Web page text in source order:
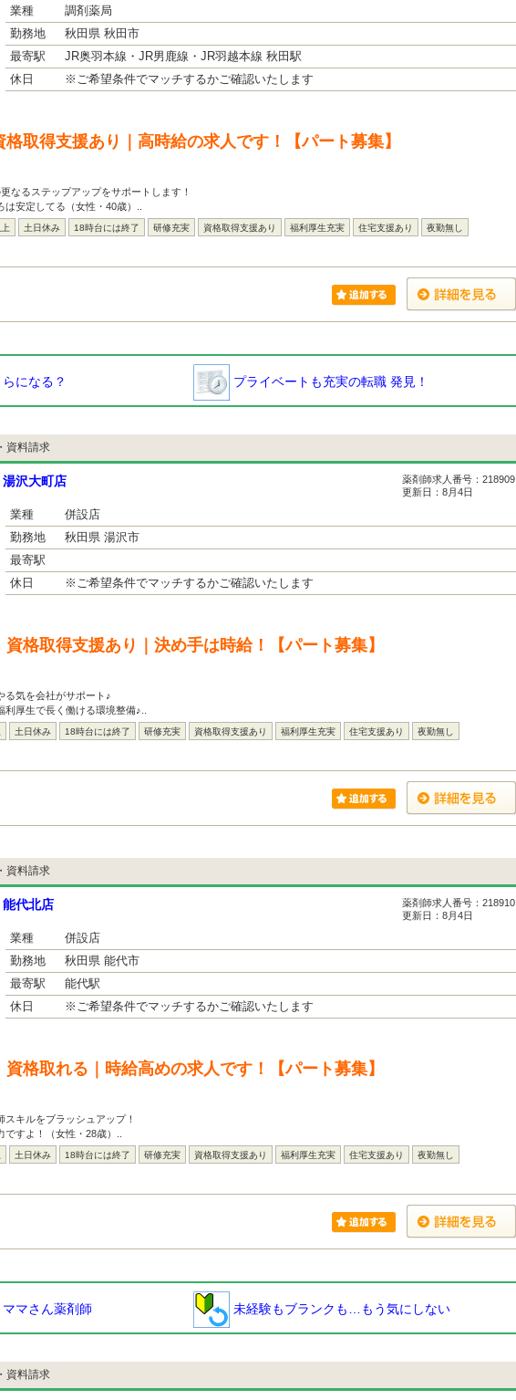
業種
調剤薬局
勤務地
秋田県 秋田市
最寄駅
JR奥羽本線・JR男鹿線・JR羽越本線 秋田駅
休日
※ご希望条件でマッチするかご確認いたします
取得支援あり｜高時給の求人です！【パート募集】
なるステップアップをサポートします！
安定してる（女性・40歳）..
土日休み 18時台には終了 研修充実 資格取得支援あり 福利厚生充実 住宅支援あり 夜勤無し
になる？ プライベートも充実の転職 発見！
資料請求
沢大町店
薬剤師求人番号：218909
更新日：8月4日
業種
併設店
勤務地
秋田県 湯沢市
最寄駅
休日
※ご希望条件でマッチするかご確認いたします
格取得支援あり｜決め手は時給！【パート募集】
る気を会社がサポート♪
厚生で長く働ける環境整備♪..
土日休み 18時台には終了 研修充実 資格取得支援あり 福利厚生充実 住宅支援あり 夜勤無し
資料請求
代北店
薬剤師求人番号：218910
更新日：8月4日
業種
併設店
勤務地
秋田県 能代市
最寄駅
能代駅
休日
※ご希望条件でマッチするかご確認いたします
格取れる｜時給高めの求人です！【パート募集】
キルをブラッシュアップ！
すよ！（女性・28歳）..
土日休み 18時台には終了 研修充実 資格取得支援あり 福利厚生充実 住宅支援あり 夜勤無し
マさん薬剤師 未経験もブランクも…もう気にしない
資料請求